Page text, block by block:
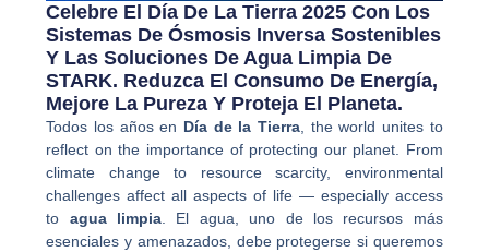
Celebre El Día De La Tierra 2025 Con Los
Sistemas De Ósmosis Inversa Sostenibles
Y Las Soluciones De Agua Limpia De
STARK. Reduzca El Consumo De Energía,
Mejore La Pureza Y Proteja El Planeta.
Todos los años en Día de la Tierra, the world unites to
reflect on the importance of protecting our planet. From
climate change to resource scarcity, environmental
challenges affect all aspects of life — especially access
to agua limpia. El agua, uno de los recursos más
esenciales y amenazados, debe protegerse si queremos